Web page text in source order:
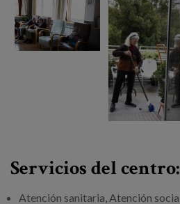
Servicios del centro:
Atención sanitaria, Atención